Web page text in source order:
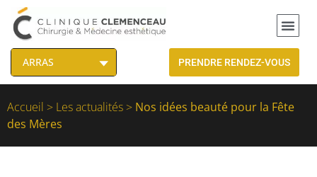
PRENDRE RENDEZ-VOUS
Accueil > Les actualités > Nos idées beauté pour la Fête
des Mères